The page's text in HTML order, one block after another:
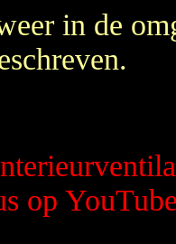
in de
op